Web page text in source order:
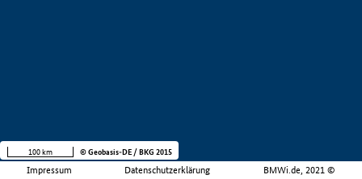
Impressum Datenschutzerklärung BMWi.de, 2021 ©
100 km © Geobasis-DE / BKG 2015